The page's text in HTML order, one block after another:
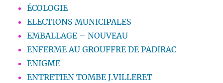
ÉCOLOGIE
ELECTIONS MUNICIPALES
EMBALLAGE – NOUVEAU
ENFERME AU GROUFFRE DE PADIRAC
ENIGME
ENTRETIEN TOMBE J.VILLERET